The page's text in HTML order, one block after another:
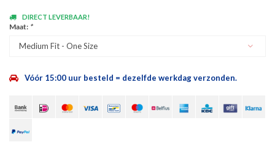
DIRECT LEVERBAAR!
Maat: *
Medium Fit - One Size
Vóór 15:00 uur besteld = dezelfde werkdag verzonden.